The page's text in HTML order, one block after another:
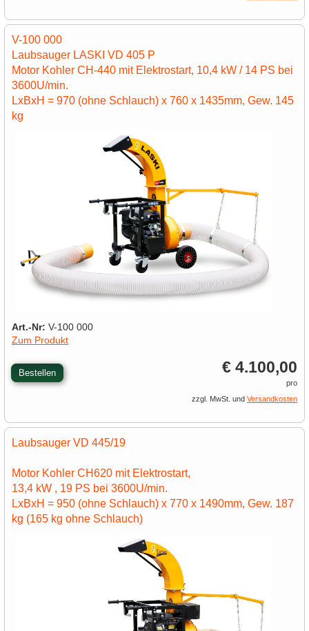
V-100 000
Laubsauger LASKI VD 405 P
Motor Kohler CH-440 mit Elektrostart, 10,4 kW / 14 PS bei
3600U/min.
LxBxH = 970 (ohne Schlauch) x 760 x 1435mm, Gew. 145
kg
Art.-Nr: V-100 000
Zum Produkt
€ 4.100,00
pro
zzgl. MwSt. und Versandkosten
Bestellen
Laubsauger VD 445/19
Motor Kohler CH620 mit Elektrostart,
13,4 kW , 19 PS bei 3600U/min.
LxBxH = 950 (ohne Schlauch) x 770 x 1490mm, Gew. 187
kg (165 kg ohne Schlauch)